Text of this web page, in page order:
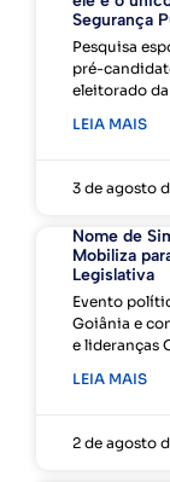
Segurança
Pesquisa
pré-
eleitorado
LEIA MAIS
3 de agosto
Nome de
Mobiliza
Legislativa
Evento
Goiânia e
e lideranças
LEIA MAIS
2 de agosto